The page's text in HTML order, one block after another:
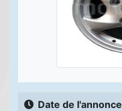
Date de l'annonce